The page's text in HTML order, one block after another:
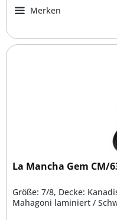
Merken
La Mancha Gem CM/
Größe: 7/8, Decke:
Mahagoni laminiert /